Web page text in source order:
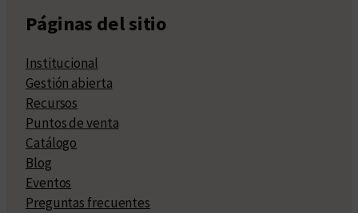
Páginas del sitio
Institucional
Gestión abierta
Recursos
Puntos de venta
Catálogo
Blog
Eventos
Preguntas frecuentes